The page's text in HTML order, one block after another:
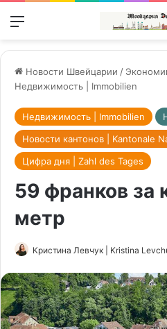
Меню
Новости Швейцарии /
Недвижимость | Immobilien
Недвижимость | Immobilien
Новости кантонов | Kantonale
Цифра дня | Zahl des Tages
59 франков за
метр
Кристина Левчук | Kristina